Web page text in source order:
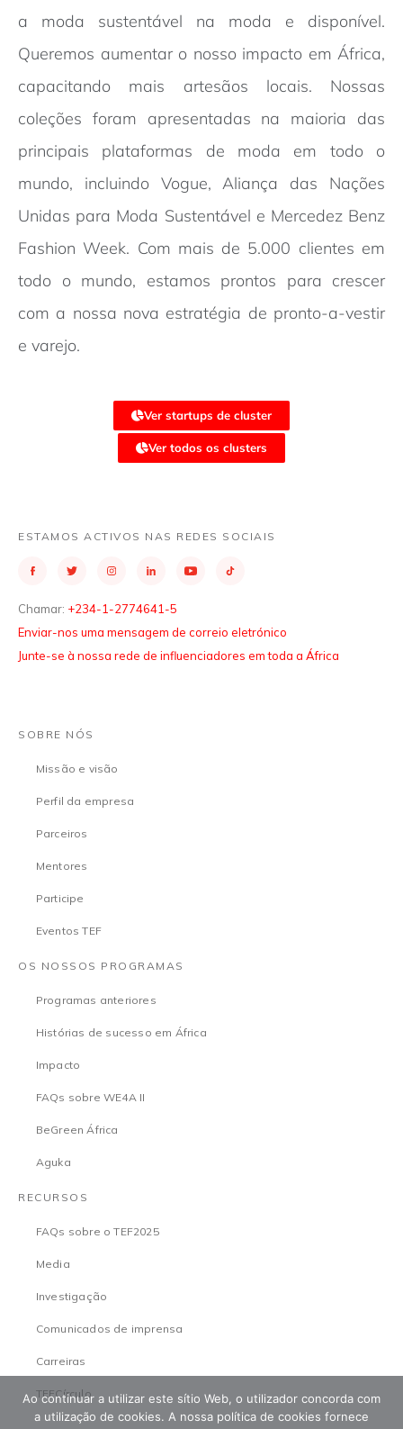
a moda sustentável na moda e disponível.
Queremos aumentar o nosso impacto em África,
capacitando mais artesãos locais. Nossas
coleções foram apresentadas na maioria das
principais plataformas de moda em todo o
mundo, incluindo Vogue, Aliança das Nações
Unidas para Moda Sustentável e Mercedez Benz
Fashion Week. Com mais de 5.000 clientes em
todo o mundo, estamos prontos para crescer
com a nossa nova estratégia de pronto-a-vestir
e varejo.
Ver startups de cluster
Ver todos os clusters
ESTAMOS ACTIVOS NAS REDES SOCIAIS
Chamar: +234-1-2774641-5
Enviar-nos uma mensagem de correio eletrónico
Junte-se à nossa rede de influenciadores em toda a África
SOBRE NÓS
Missão e visão
Perfil da empresa
Parceiros
Mentores
Participe
Eventos TEF
OS NOSSOS PROGRAMAS
Programas anteriores
Histórias de sucesso em África
Impacto
FAQs sobre WE4A II
BeGreen África
Aguka
RECURSOS
FAQs sobre o TEF2025
Media
Investigação
Comunicados de imprensa
Carreiras
TEFCírculo
Ao continuar a utilizar este sítio Web, o utilizador concorda com
a utilização de cookies. A nossa política de cookies fornece